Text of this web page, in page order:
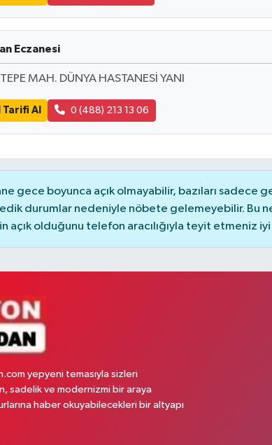
Eczanesi
MAH. DÜNYA HASTANESİ YANI
Tarifi Al 0 (488) 213 13 06
gece boyunca açık olmayabilir, bazıları sadece
durumlar nedeniyle nöbete gelemeyebilir. Bu
açık olduğunu telefon aracılığıyla teyit etmeniz
yepyeni temasıyla sizleri
sadelik ve modernizmi bir araya
haber okuyabilecekleri bir altyapı